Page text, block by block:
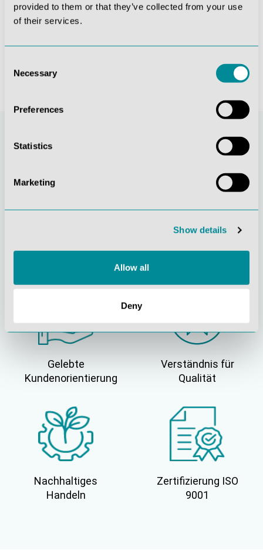
provided to them or that they’ve collected from your use
of their services.
Selection
Necessary
Preferences
Statistics
Marketing
Show details
Allow all
Deny
Lehrtafel "Die menschliche Muskulatur", 70x100cm
26,18 €*
Lehrtafel "Das Nervensystem", 70x100cm
26,18 €*
Gelebte
Kundenorientierung
Verständnis für
Qualität
Nachhaltiges
Handeln
Zertifizierung ISO
9001